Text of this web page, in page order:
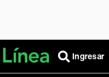
Ingresar